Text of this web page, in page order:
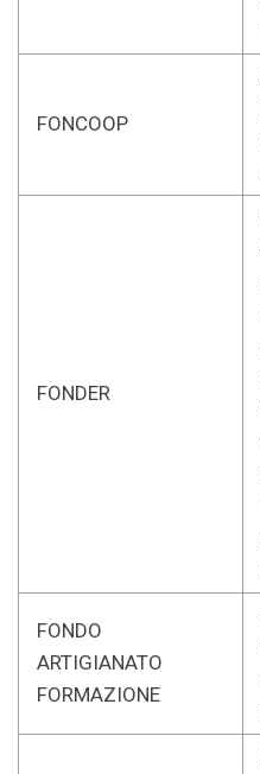
FONCOOP
FONDER
FONDO
ARTIGIANATO
FORMAZIONE